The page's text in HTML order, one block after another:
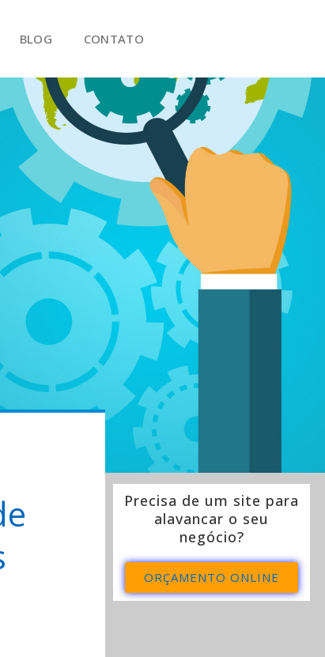
BLOG CONTATO
Precisa de um site para
alavancar o seu
negócio?
ORÇAMENTO ONLINE